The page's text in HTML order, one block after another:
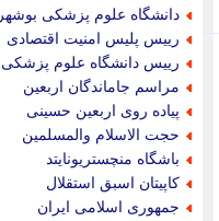
دانشگاه علوم پزشکی بوشهر
رییس پلیس امنیت اقتصادی
رییس دانشگاه علوم پزشکی
مراسم جاماندگان اربعین
پیاده روی اربعین حسینی
حجت الاسلام والمسلمین
باشگاه منچستریونایتد
کاپیتان اسبق استقلال
جمهوری اسلامی ایران